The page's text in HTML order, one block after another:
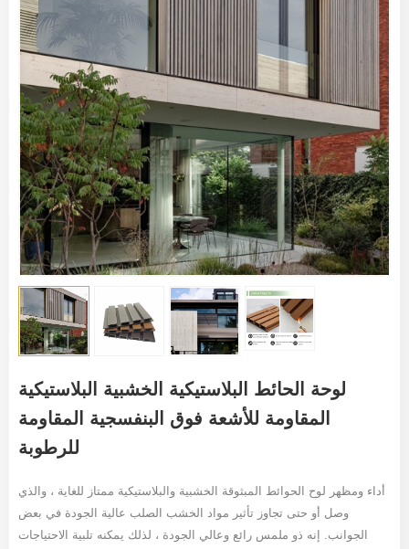
لوحة الحائط البلاستيكية الخشبية البلاستيكية
المقاومة للأشعة فوق البنفسجية المقاومة
للرطوبة
أداء ومظهر لوح الحوائط المبثوقة الخشبية والبلاستيكية ممتاز للغاية ، والذي
وصل أو حتى تجاوز تأثير مواد الخشب الصلب عالية الجودة في بعض
الجوانب. إنه ذو ملمس رائع وعالي الجودة ، لذلك يمكنه تلبية الاحتياجات